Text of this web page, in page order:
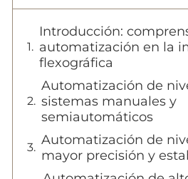
Introducción:
automatización en la
flexográfica
Automatización de
sistemas manuales y
semiautomáticos
Automatización de
mayor precisión y